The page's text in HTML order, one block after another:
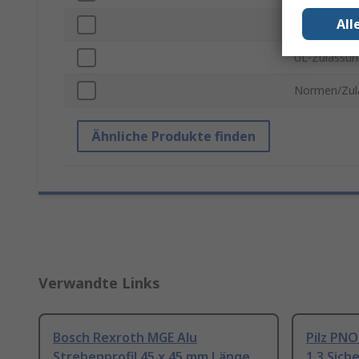
IP-Schutzart
UL-
Normen/
Ähnliche Produkte finden
Verwandte Links
Bosch Rexroth MGE Alu
Pilz